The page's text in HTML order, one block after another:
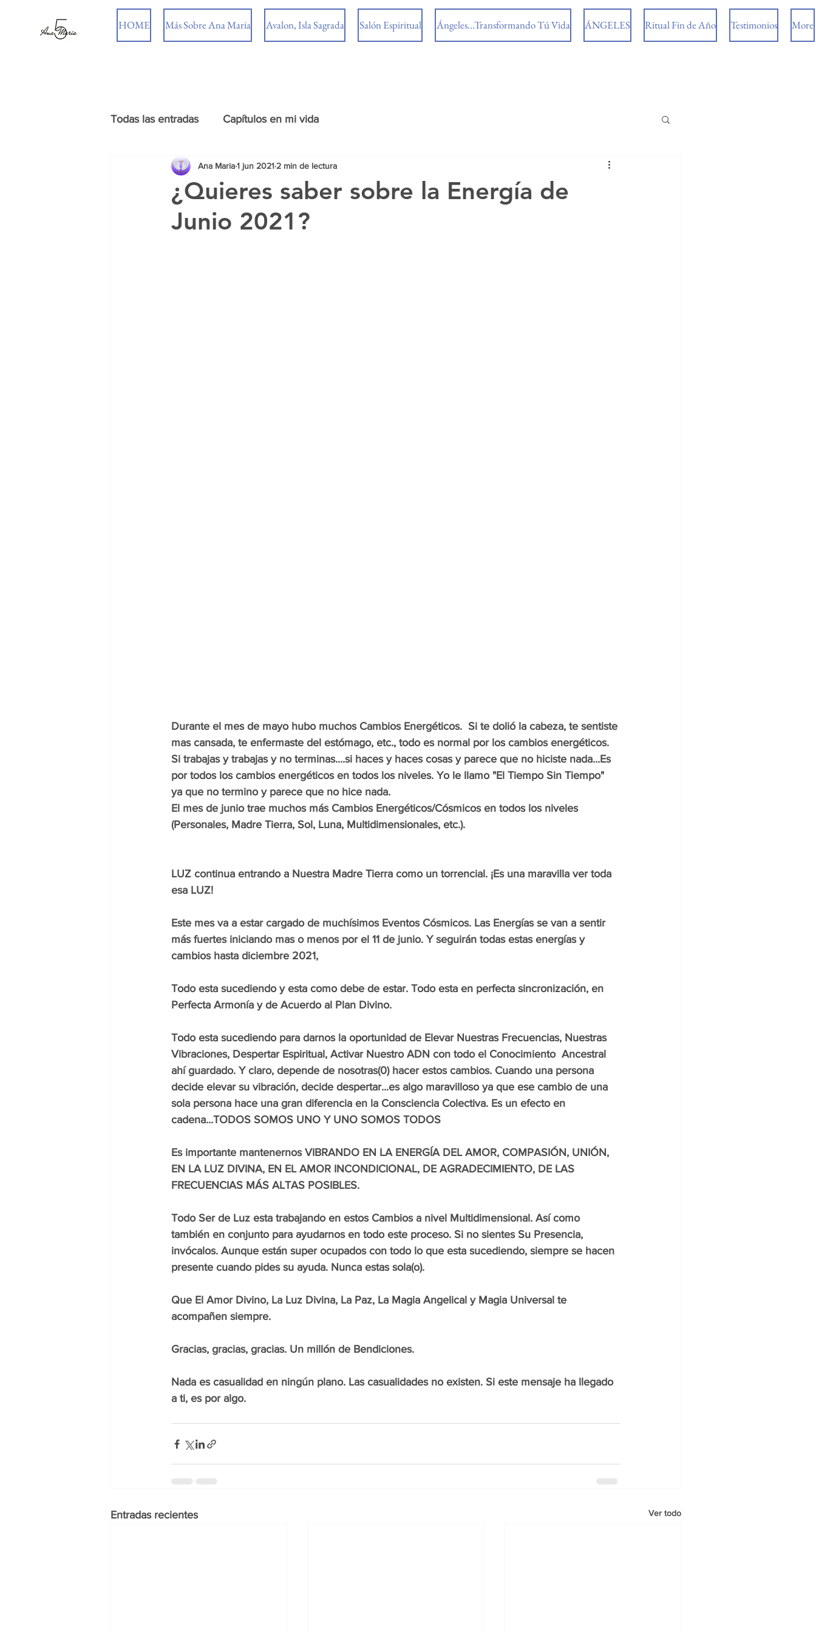
HOME Más Sobre Ana Maria Avalon, Isla Sagrada Salón Espiritual Ángeles...Transformando Tú Vida ÁNGELES Ritual Fin de Año Testimonios More
Todas las entradas Capítulos en mi vida
¿Quieres saber sobre la Energía de
Junio 2021?
Ana Maria1 jun 20212 min de lectura
Durante el mes de mayo hubo muchos Cambios Energéticos.  Si te dolió la cabeza, te sentiste
mas cansada, te enfermaste del estómago, etc., todo es normal por los cambios energéticos.
Si trabajas y trabajas y no terminas....si haces y haces cosas y parece que no hiciste nada...Es
por todos los cambios energéticos en todos los niveles. Yo le llamo "El Tiempo Sin Tiempo"
ya que no termino y parece que no hice nada.
El mes de junio trae muchos más Cambios Energéticos/Cósmicos en todos los niveles
(Personales, Madre Tierra, Sol, Luna, Multidimensionales, etc.).
LUZ continua entrando a Nuestra Madre Tierra como un torrencial. ¡Es una maravilla ver toda
esa LUZ!
Este mes va a estar cargado de muchísimos Eventos Cósmicos. Las Energías se van a sentir
más fuertes iniciando mas o menos por el 11 de junio. Y seguirán todas estas energías y
cambios hasta diciembre 2021,
Todo esta sucediendo y esta como debe de estar. Todo esta en perfecta sincronización, en
Perfecta Armonía y de Acuerdo al Plan Divino.
Todo esta sucediendo para darnos la oportunidad de Elevar Nuestras Frecuencias, Nuestras
Vibraciones, Despertar Espiritual, Activar Nuestro ADN con todo el Conocimiento  Ancestral
ahí guardado. Y claro, depende de nosotras(0) hacer estos cambios. Cuando una persona
decide elevar su vibración, decide despertar...es algo maravilloso ya que ese cambio de una
sola persona hace una gran diferencia en la Consciencia Colectiva. Es un efecto en
cadena...TODOS SOMOS UNO Y UNO SOMOS TODOS
Es importante mantenernos VIBRANDO EN LA ENERGÍA DEL AMOR, COMPASIÓN, UNIÓN,
EN LA LUZ DIVINA, EN EL AMOR INCONDICIONAL, DE AGRADECIMIENTO, DE LAS
FRECUENCIAS MÁS ALTAS POSIBLES.
Todo Ser de Luz esta trabajando en estos Cambios a nivel Multidimensional. Así como
también en conjunto para ayudarnos en todo este proceso. Si no sientes Su Presencia,
invócalos. Aunque están super ocupados con todo lo que esta sucediendo, siempre se hacen
presente cuando pides su ayuda. Nunca estas sola(o).
Que El Amor Divino, La Luz Divina, La Paz, La Magia Angelical y Magia Universal te
acompañen siempre.
Gracias, gracias, gracias. Un millón de Bendiciones.
Nada es casualidad en ningún plano. Las casualidades no existen. Si este mensaje ha llegado
a ti, es por algo.
Entradas recientes Ver todo